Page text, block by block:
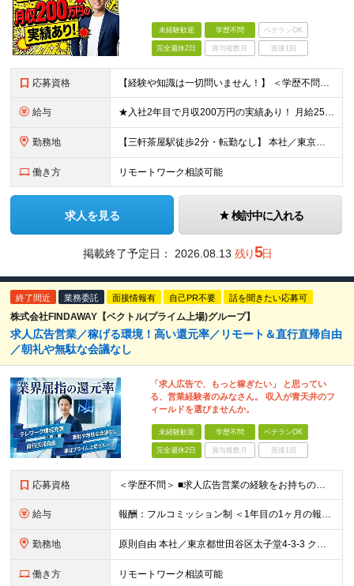
未経験歓迎 学歴不問 ベテランOK
完全週休2日 賞与複数月 面接1回
応募資格 【経験や知識は一切問いません！】 ＜学歴不問＞ ■職種・業種未経験の方、歓迎！ ※第二新卒歓迎 ※社会人経験10年以上の方、歓迎 当社では「謙虚に対応する姿勢」や「行動力」といった人柄を重視した
給与 ★入社2年目で月収200万円の実績あり！ 月給25万円～29万円＋毎月支給インセンティブ+賞与年1回 ※上記はあくまで未経験入社の場合の最低保証額です。 ※固定残業代は含んでいません。別途残業代支給
勤務地 【三軒茶屋駅徒歩2分・転勤なし】 本社／東京都世田谷区太子堂4-3-3 クレアーレ三軒茶屋5F ※転勤はありません。 ※U・Iターン歓迎。 ※業務を自立遂行できるようになれば、リモートワークも上長と
働き方 リモートワーク相談可能
求人を見る 検討中に入れる
掲載終了予定日： 2026.08.13 残り5日
終了間近 業務委託 面接情報有 自己PR不要 話を聞きたい応募可
株式会社FINDAWAY【ベクトル(プライム上場)グループ】
求人広告営業／稼げる環境！高い還元率／リモート＆直行直帰自由
／朝礼や無駄な会議なし
「求人広告で、もっと稼ぎたい」 と思ってい
る、営業経験者のみなさん。 収入が青天井のフ
ィールドを選びませんか。
未経験歓迎 学歴不問 ベテランOK
完全週休2日 賞与複数月 面接1回
応募資格 ＜学歴不問＞ ■求人広告営業の経験をお持ちの方 ※未経験の方も頑張りたい気持ちがある方は応募大歓迎致します。 ※第二新卒歓迎 ※社会人経験10年以上の方、歓迎
給与 報酬：フルコミッション制 ＜1年目の1ヶ月の報酬例＞ 月額報酬例：65万円～150万円
勤務地 原則自由 本社／東京都世田谷区太子堂4-3-3 クレアーレ三軒茶屋5F （変更の範囲：なし）
働き方 リモートワーク相談可能